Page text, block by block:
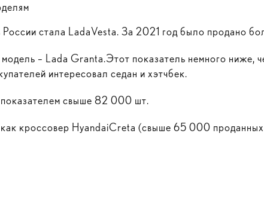
стала LadaVesta. За 2021 год было продано
– Lada Granta.Этот показатель немного ниже,
интересовал седан и хэтчбек.
показателем свыше 82 000 шт.
кроссовер HyandaiCreta (свыше 65 000